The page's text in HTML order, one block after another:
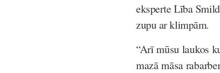
eksperte Lība
zupu ar klimpām.
“Arī mūsu laukos
mazā māsa